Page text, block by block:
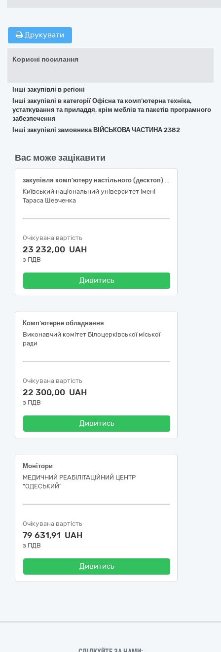
Друкувати
Корисні посилання
Інші закупівлі в регіоні
Інші закупівлі в категорії Офісна та комп’ютерна техніка,
устаткування та приладдя, крім меблів та пакетів програмного
забезпечення
Інші закупівлі замовника ВІЙСЬКОВА ЧАСТИНА 2382
Вас може зацікавити
закупівля комп'ютеру настільного (десктоп) для забезпечення виконання науково-дослідної роботи «Нові металокомплекси для інноваційних застосувань: дизайн, прямий синтез та функціональні властивості», що проводяться на базі хімічного факультету Київського національного університету імені Тараса Шевченка)
Київський національний університет імені
Тараса Шевченка
Очікувана вартість
23 232,00 UAH
з ПДВ
Дивитись
Комп’ютерне обладнання
Виконавчий комітет Білоцерківської міської
ради
Очікувана вартість
22 300,00 UAH
з ПДВ
Дивитись
Монітори
МЕДИЧНИЙ РЕАБІЛІТАЦІЙНИЙ ЦЕНТР
"ОДЕСЬКИЙ"
Очікувана вартість
79 631,91 UAH
з ПДВ
Дивитись